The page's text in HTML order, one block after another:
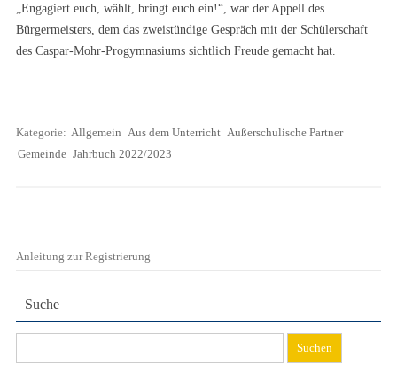
„Engagiert euch, wählt, bringt euch ein!“, war der Appell des
Bürgermeisters, dem das zweistündige Gespräch mit der Schülerschaft
des Caspar-Mohr-Progymnasiums sichtlich Freude gemacht hat.
Kategorie: Allgemein Aus dem Unterricht Außerschulische Partner
Gemeinde Jahrbuch 2022/2023
Anleitung zur Registrierung
Suche
nach: